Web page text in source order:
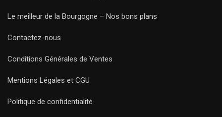
Le meilleur de la Bourgogne – Nos bons plans
Contactez-nous
Conditions Générales de Ventes
Mentions Légales et CGU
Politique de confidentialité